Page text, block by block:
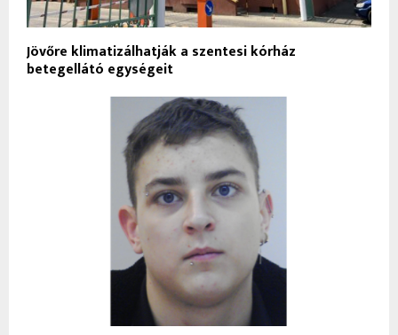
Jövőre klimatizálhatják a szentesi kórház
betegellátó egységeit